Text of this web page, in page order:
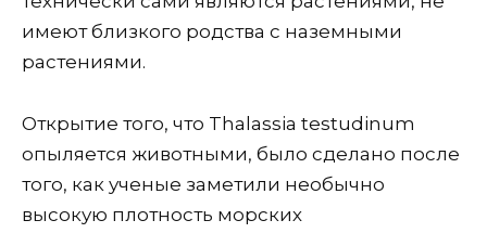
имеют близкого родства с наземными
растениями.
Открытие того, что Thalassia testudinum
опыляется животными, было сделано после
того, как ученые заметили необычно
высокую плотность морских